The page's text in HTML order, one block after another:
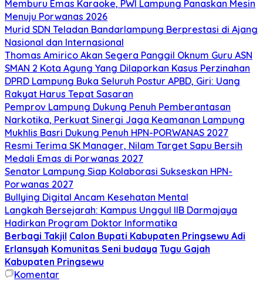
Memburu Emas Karaoke, PWI Lampung Panaskan Mesin
Menuju Porwanas 2026
Murid SDN Teladan Bandarlampung Berprestasi di Ajang
Nasional dan Internasional
Thomas Amirico Akan Segera Panggil Oknum Guru ASN
SMAN 2 Kota Agung Yang Dilaporkan Kasus Perzinahan
DPRD Lampung Buka Seluruh Postur APBD, Giri: Uang
Rakyat Harus Tepat Sasaran
Pemprov Lampung Dukung Penuh Pemberantasan
Narkotika, Perkuat Sinergi Jaga Keamanan Lampung
Mukhlis Basri Dukung Penuh HPN-PORWANAS 2027
Resmi Terima SK Manager, Nilam Target Sapu Bersih
Medali Emas di Porwanas 2027
Senator Lampung Siap Kolaborasi Sukseskan HPN-
Porwanas 2027
Bullying Digital Ancam Kesehatan Mental
Langkah Bersejarah: Kampus Unggul IIB Darmajaya
Hadirkan Program Doktor Informatika
Berbagi Takjil Calon Bupati Kabupaten Pringsewu Adi
Erlansyah Komunitas Seni budaya Tugu Gajah
Kabupaten Pringsewu
Komentar